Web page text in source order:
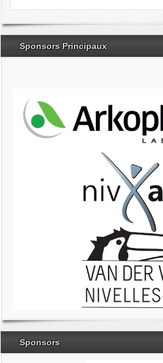
Sponsors Principaux
Sponsors